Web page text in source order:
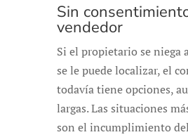
Sin
vendedor
Si el propietario se niega
se le puede localizar, el
todavía tiene opciones,
largas. Las situaciones
son el incumplimiento